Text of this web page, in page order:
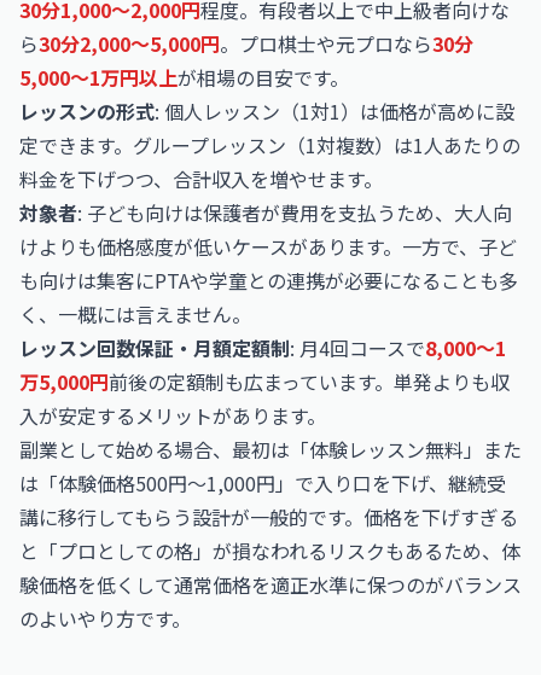
30分1,000〜2,000円程度。有段者以上で中上級者向けな
ら30分2,000〜5,000円。プロ棋士や元プロなら30分
5,000〜1万円以上が相場の目安です。
レッスンの形式: 個人レッスン（1対1）は価格が高めに設
定できます。グループレッスン（1対複数）は1人あたりの
料金を下げつつ、合計収入を増やせます。
対象者: 子ども向けは保護者が費用を支払うため、大人向
けよりも価格感度が低いケースがあります。一方で、子ど
も向けは集客にPTAや学童との連携が必要になることも多
く、一概には言えません。
レッスン回数保証・月額定額制: 月4回コースで8,000〜1
万5,000円前後の定額制も広まっています。単発よりも収
入が安定するメリットがあります。
副業として始める場合、最初は「体験レッスン無料」また
は「体験価格500円〜1,000円」で入り口を下げ、継続受
講に移行してもらう設計が一般的です。価格を下げすぎる
と「プロとしての格」が損なわれるリスクもあるため、体
験価格を低くして通常価格を適正水準に保つのがバランス
のよいやり方です。